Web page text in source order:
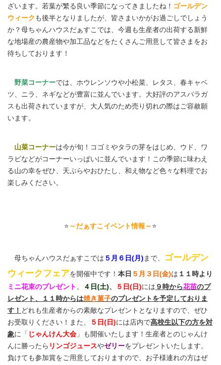
ざいます。若葉が繁る良い季節になってきましたね！ ゴールデン
ウィーク も後半となりましたが、皆さまいかがお過ごしでしょう
か？母ちゃんハウスだぁすこでは、今週も生産者の出荷する新鮮
な地場産の農産物や加工品などをたくさんご用意して皆さまをお
待ちしております！
野菜コーナーでは、ホウレンソウや小松菜、レタス、春キャベ
ツ、ニラ、ネギなどが豊富に並んでいます。大好評のアスパラガ
スも出荷されていますが、大人気のため売り切れの際はご容赦願
います。
山菜コーナーは今が旬！コゴミやタラの芽をはじめ、ウド、ワ
ラビなどがコーナーいっぱいに並んでいます！この季節に味わえ
る山の幸をぜひ、天ぷらやおひたし、和え物など色々な料理でお
楽しみください。
⭐ ～だぁすこイベント情報～ ⭐
母ちゃんハウスだぁすこでは ５月６日(月) まで、
ゴールデン
ウィークフェアを開催中です！ 本日 ５月３日(金)は １１時より
ミニ花束のプレゼント 。 ４日(土)、 ５日(日)には ９時から花苗のプ
レゼント、１１時からは焼き菓子のプレゼントを予定しておりま
す！ どれも生産者からの素敵なプレゼントとなりますので、ぜひ
お受取りください！また、
５日(日)には店内で高校生以下の方を対
象に「 じゃんけん大会 」も開催いたします！生産者とのじゃんけ
んに勝ったら リンゴジュースやゼリーをプレゼントいたします。
負けても参加賞をご用意しておりますので、お子様連れの方はぜ